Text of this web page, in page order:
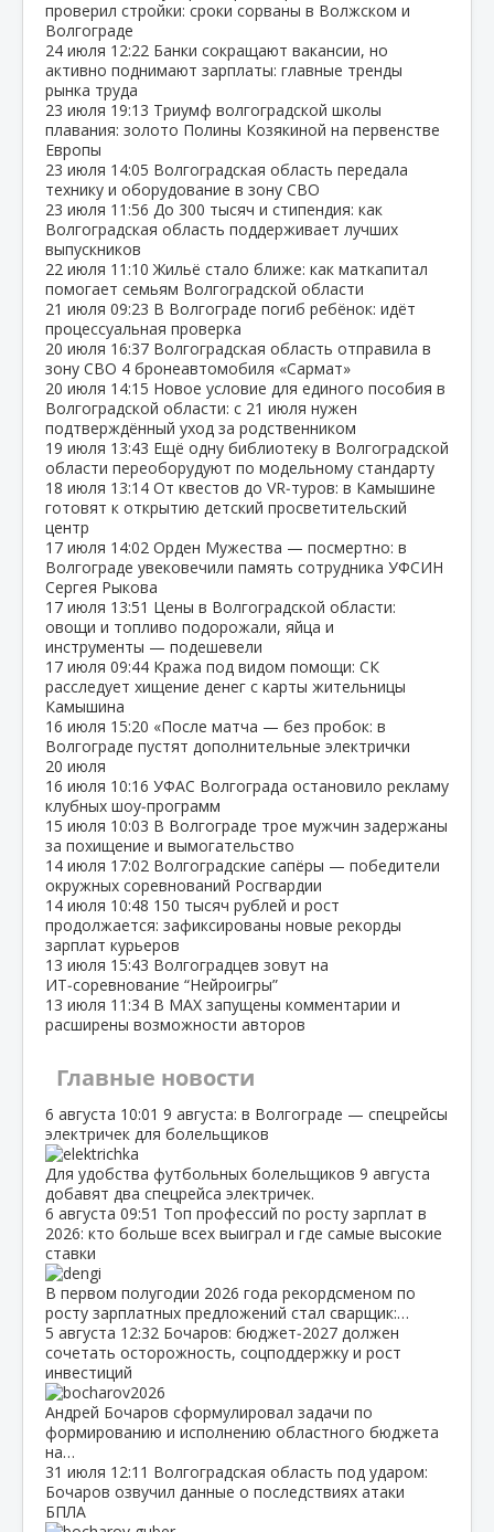
проверил стройки: сроки сорваны в Волжском и
Волгограде
24 июля 12:22 Банки сокращают вакансии, но
активно поднимают зарплаты: главные тренды
рынка труда
23 июля 19:13 Триумф волгоградской школы
плавания: золото Полины Козякиной на первенстве
Европы
23 июля 14:05 Волгоградская область передала
технику и оборудование в зону СВО
23 июля 11:56 До 300 тысяч и стипендия: как
Волгоградская область поддерживает лучших
выпускников
22 июля 11:10 Жильё стало ближе: как маткапитал
помогает семьям Волгоградской области
21 июля 09:23 В Волгограде погиб ребёнок: идёт
процессуальная проверка
20 июля 16:37 Волгоградская область отправила в
зону СВО 4 бронеавтомобиля «Сармат»
20 июля 14:15 Новое условие для единого пособия в
Волгоградской области: с 21 июля нужен
подтверждённый уход за родственником
19 июля 13:43 Ещё одну библиотеку в Волгоградской
области переоборудуют по модельному стандарту
18 июля 13:14 От квестов до VR‑туров: в Камышине
готовят к открытию детский просветительский
центр
17 июля 14:02 Орден Мужества — посмертно: в
Волгограде увековечили память сотрудника УФСИН
Сергея Рыкова
17 июля 13:51 Цены в Волгоградской области:
овощи и топливо подорожали, яйца и
инструменты — подешевели
17 июля 09:44 Кража под видом помощи: СК
расследует хищение денег с карты жительницы
Камышина
16 июля 15:20 «После матча — без пробок: в
Волгограде пустят дополнительные электрички
20 июля
16 июля 10:16 УФАС Волгограда остановило рекламу
клубных шоу‑программ
15 июля 10:03 В Волгограде трое мужчин задержаны
за похищение и вымогательство
14 июля 17:02 Волгоградские сапёры — победители
окружных соревнований Росгвардии
14 июля 10:48 150 тысяч рублей и рост
продолжается: зафиксированы новые рекорды
зарплат курьеров
13 июля 15:43 Волгоградцев зовут на
ИТ‑соревнование “Нейроигры”
13 июля 11:34 В МАХ запущены комментарии и
расширены возможности авторов
Главные новости
6 августа 10:01 9 августа: в Волгограде — спецрейсы
электричек для болельщиков
Для удобства футбольных болельщиков 9 августа
добавят два спецрейса электричек.
6 августа 09:51 Топ профессий по росту зарплат в
2026: кто больше всех выиграл и где самые высокие
ставки
В первом полугодии 2026 года рекордсменом по
росту зарплатных предложений стал сварщик:…
5 августа 12:32 Бочаров: бюджет‑2027 должен
сочетать осторожность, соцподдержку и рост
инвестиций
Андрей Бочаров сформулировал задачи по
формированию и исполнению областного бюджета
на…
31 июля 12:11 Волгоградская область под ударом:
Бочаров озвучил данные о последствиях атаки
БПЛА